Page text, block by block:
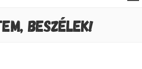
BESZÉLEK!